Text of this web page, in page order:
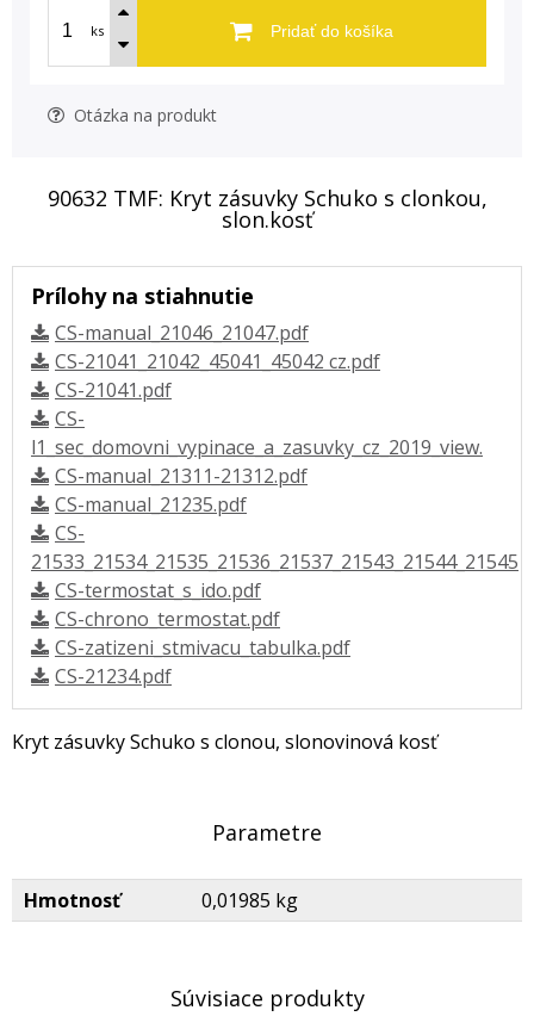
ks Pridať do košíka
Otázka na produkt
90632 TMF: Kryt zásuvky Schuko s clonkou,
slon.kosť
Prílohy na stiahnutie
CS-manual_21046_21047.pdf
CS-21041_21042_45041_45042 cz.pdf
CS-21041.pdf
CS-
l1_sec_domovni_vypinace_a_zasuvky_cz_2019_view.
CS-manual_21311-21312.pdf
CS-manual_21235.pdf
CS-
21533_21534_21535_21536_21537_21543_21544_21545
CS-termostat_s_ido.pdf
CS-chrono_termostat.pdf
CS-zatizeni_stmivacu_tabulka.pdf
CS-21234.pdf
Kryt zásuvky Schuko s clonou, slonovinová kosť
Parametre
Hmotnosť 0,01985 kg
Súvisiace produkty